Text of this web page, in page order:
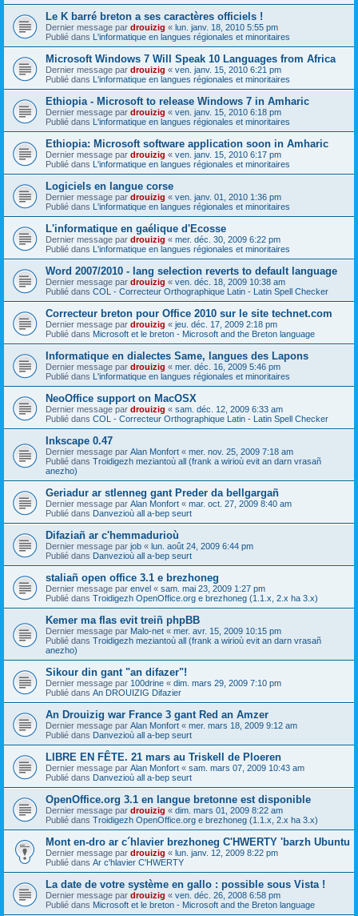
Le K barré breton a ses caractères officiels !
Dernier message par drouizig « lun. janv. 18, 2010 5:55 pm
Publié dans L'informatique en langues régionales et minoritaires
Microsoft Windows 7 Will Speak 10 Languages from Africa
Dernier message par drouizig « ven. janv. 15, 2010 6:21 pm
Publié dans L'informatique en langues régionales et minoritaires
Ethiopia - Microsoft to release Windows 7 in Amharic
Dernier message par drouizig « ven. janv. 15, 2010 6:18 pm
Publié dans L'informatique en langues régionales et minoritaires
Ethiopia: Microsoft software application soon in Amharic
Dernier message par drouizig « ven. janv. 15, 2010 6:17 pm
Publié dans L'informatique en langues régionales et minoritaires
Logiciels en langue corse
Dernier message par drouizig « ven. janv. 01, 2010 1:36 pm
Publié dans L'informatique en langues régionales et minoritaires
L'informatique en gaélique d'Ecosse
Dernier message par drouizig « mer. déc. 30, 2009 6:22 pm
Publié dans L'informatique en langues régionales et minoritaires
Word 2007/2010 - lang selection reverts to default language
Dernier message par drouizig « ven. déc. 18, 2009 10:38 am
Publié dans COL - Correcteur Orthographique Latin - Latin Spell Checker
Correcteur breton pour Office 2010 sur le site technet.com
Dernier message par drouizig « jeu. déc. 17, 2009 2:18 pm
Publié dans Microsoft et le breton - Microsoft and the Breton language
Informatique en dialectes Same, langues des Lapons
Dernier message par drouizig « mer. déc. 16, 2009 5:46 pm
Publié dans L'informatique en langues régionales et minoritaires
NeoOffice support on MacOSX
Dernier message par drouizig « sam. déc. 12, 2009 6:33 am
Publié dans COL - Correcteur Orthographique Latin - Latin Spell Checker
Inkscape 0.47
Dernier message par Alan Monfort « mer. nov. 25, 2009 7:18 am
Publié dans Troidigezh meziantoù all (frank a wirioù evit an darn vrasañ
anezho)
Geriadur ar stlenneg gant Preder da bellgargañ
Dernier message par Alan Monfort « mar. oct. 27, 2009 8:40 am
Publié dans Danvezioù all a-bep seurt
Difaziañ ar c'hemmadurioù
Dernier message par job « lun. août 24, 2009 6:44 pm
Publié dans Danvezioù all a-bep seurt
staliañ open office 3.1 e brezhoneg
Dernier message par envel « sam. mai 23, 2009 1:27 pm
Publié dans Troidigezh OpenOffice.org e brezhoneg (1.1.x, 2.x ha 3.x)
Kemer ma flas evit treiñ phpBB
Dernier message par Malo-net « mer. avr. 15, 2009 10:15 pm
Publié dans Troidigezh meziantoù all (frank a wirioù evit an darn vrasañ
anezho)
Sikour din gant "an difazer"!
Dernier message par 100drine « dim. mars 29, 2009 7:10 pm
Publié dans An DROUIZIG Difazier
An Drouizig war France 3 gant Red an Amzer
Dernier message par Alan Monfort « mer. mars 18, 2009 9:12 am
Publié dans Danvezioù all a-bep seurt
LIBRE EN FÊTE. 21 mars au Triskell de Ploeren
Dernier message par Alan Monfort « sam. mars 07, 2009 10:43 am
Publié dans Danvezioù all a-bep seurt
OpenOffice.org 3.1 en langue bretonne est disponible
Dernier message par drouizig « dim. mars 01, 2009 8:22 am
Publié dans Troidigezh OpenOffice.org e brezhoneg (1.1.x, 2.x ha 3.x)
Mont en-dro ar c´hlavier brezhoneg C'HWERTY 'barzh Ubuntu
Dernier message par drouizig « lun. janv. 12, 2009 8:22 pm
Publié dans Ar c'hlavier C'HWERTY
La date de votre système en gallo : possible sous Vista !
Dernier message par drouizig « ven. déc. 26, 2008 6:58 pm
Publié dans Microsoft et le breton - Microsoft and the Breton language